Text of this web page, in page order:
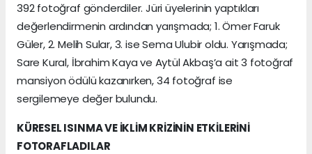
392 fotoğraf gönderdiler. Jüri üyelerinin yaptıkları
değerlendirmenin ardından yarışmada; 1. Ömer Faruk
Güler, 2. Melih Sular, 3. ise Sema Ulubir oldu. Yarışmada;
Sare Kural, İbrahim Kaya ve Aytül Akbaş’a ait 3 fotoğraf
mansiyon ödülü kazanırken, 34 fotoğraf ise
sergilemeye değer bulundu.
KÜRESEL ISINMA VE İKLİM KRİZİNİN ETKİLERİNİ
FOTORAFLADILAR